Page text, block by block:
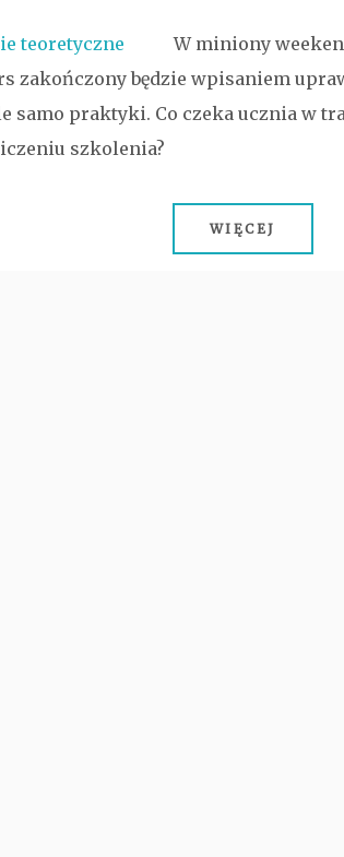
kategorii
W miniony
zakończony będzie wpisaniem
samo praktyki. Co czeka ucznia w
szkolenia?
WIĘCEJ